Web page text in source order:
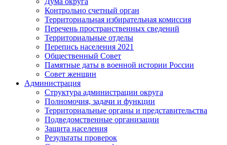
Контрольно счетный орган
Территориальная избирательная комиссия
Перечень пространственных сведений
Территориальные отделы
Перепись населения 2021
Общественный Совет
Памятные даты в военной истории России
Совет женщин
Администрация
Структура администрации округа
Полномочия, задачи и функции
Территориальные органы и представительства
Подведомственные организации
Защита населения
Результаты проверок